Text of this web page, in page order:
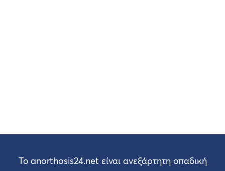
Το anorthosis24.net είναι ανεξάρτητη οπαδική